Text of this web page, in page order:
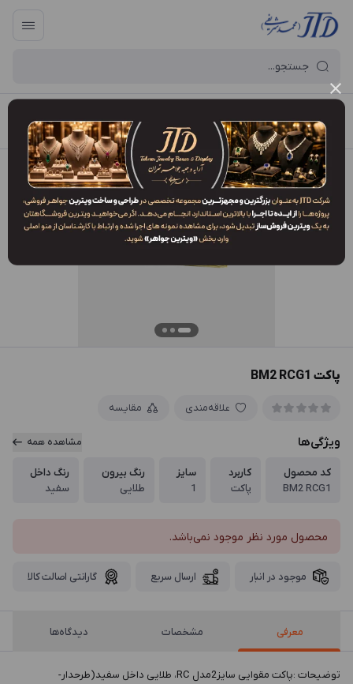
آرایه و جعبه جواهر تهران / فهرست محصولات / پاکت BM2 RCG1
پاکت BM2 RCG1
علاقه‌مندی مقایسه
ویژگی‌ها مشاهده همه
کد محصول
BM2 RCG1
کاربرد
پاکت
سایز
1
رنگ بیرون
طلایی
رنگ داخل
سفید
محصول مورد نظر موجود نمی‌باشد.
موجود در انبار ارسال سریع گارانتی اصالت کالا
معرفی مشخصات دیدگاه‌ها
توضيحات :پاکت مقوایی سایز2مدل RC، طلایی داخل سفید(طرحدار-